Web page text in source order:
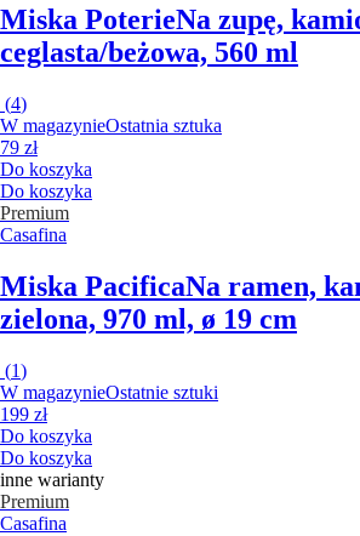
Miska PoterieNa zupę,
ceglasta/beżowa, 560 ml
(4)
W magazynieOstatnia sztuka
79 zł
Do koszyka
Do koszyka
Premium
Casafina
Miska PacificaNa ramen,
zielona, 970 ml, ø 19 cm
(1)
W magazynieOstatnie sztuki
199 zł
Do koszyka
Do koszyka
inne warianty
Premium
Casafina